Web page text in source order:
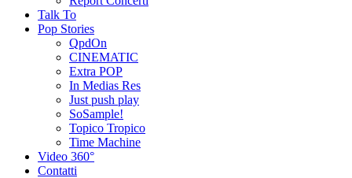
Talk To
Pop Stories
QpdOn
CINEMATIC
Extra POP
In Medias Res
Just push play
SoSample!
Topico Tropico
Time Machine
Video 360°
Contatti